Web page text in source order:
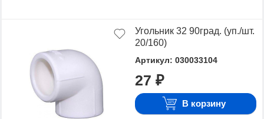
Угольник 32 90град. (уп./шт.
20/160)
Артикул: 030033104
27 ₽
В корзину